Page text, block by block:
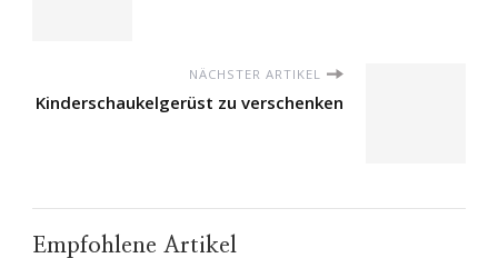
NÄCHSTER ARTIKEL
Kinderschaukelgerüst zu verschenken
Empfohlene Artikel